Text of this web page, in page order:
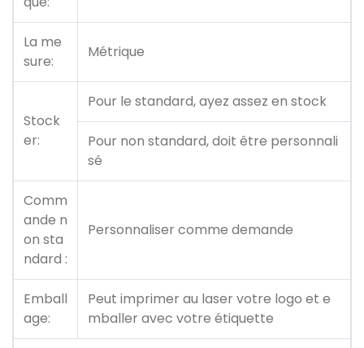
La me
sure:
Métrique
Stock
er:
Pour le standard, ayez assez en stock
Pour non standard, doit être personnali
sé
Comm
ande n
on sta
ndard :
Personnaliser comme demande
Emball
age:
Peut imprimer au laser votre logo et e
mballer avec votre étiquette